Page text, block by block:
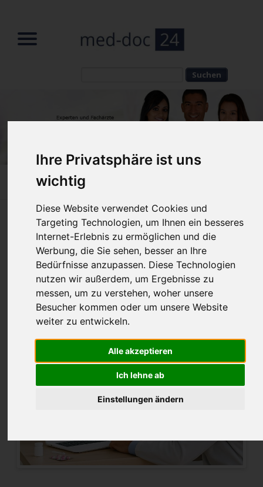
Ihre Privatsphäre ist uns
wichtig
Diese Website verwendet Cookies und
Targeting Technologien, um Ihnen ein besseres
Internet-Erlebnis zu ermöglichen und die
Werbung, die Sie sehen, besser an Ihre
Bedürfnisse anzupassen. Diese Technologien
nutzen wir außerdem, um Ergebnisse zu
messen, um zu verstehen, woher unsere
Besucher kommen oder um unsere Website
weiter zu entwickeln.
Alle akzeptieren
Ich lehne ab
Einstellungen ändern
Home»News»News Reader
Gesundheit digital gedacht: Wie
Telemedizin das Arzt-Patienten-
Verhältnis verändert
von Fischer